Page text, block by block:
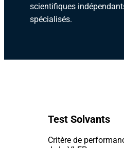
scientifiques
spécialisés.
Test Solvants
Critère de